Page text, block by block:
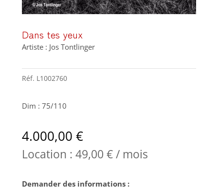
Dans tes yeux
Artiste : Jos Tontlinger
Réf. L1002760
Dim : 75/110
4.000,00 €
Location : 49,00 €/ mois
Demander des informations :